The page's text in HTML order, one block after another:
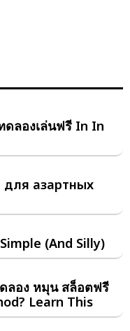
ลองเล่นฟรี In In
азартных
(And Silly)
ลอง หมุน สล็อตฟรี
Learn This